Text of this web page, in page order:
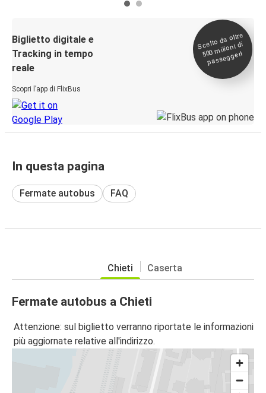
Biglietto digitale e
Tracking in tempo
reale
Scopri l’app di FlixBus
Scelto da oltre
500
milioni di
passeggeri
In questa pagina
Fermate autobus FAQ
Chieti Caserta
Fermate autobus a Chieti
Attenzione: sul biglietto verranno riportate le informazioni
più aggiornate relative all'indirizzo.